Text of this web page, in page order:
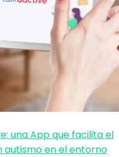
una App que facilita el
autismo en el entorno